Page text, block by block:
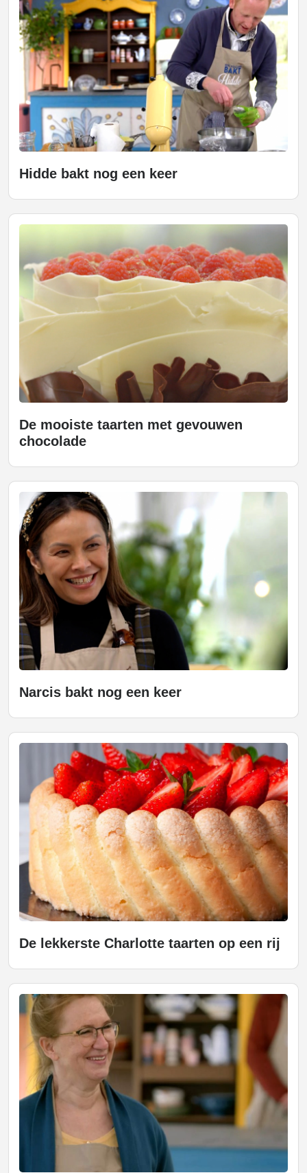
Hidde bakt nog een keer
De mooiste taarten met gevouwen
chocolade
Narcis bakt nog een keer
De lekkerste Charlotte taarten op een rij